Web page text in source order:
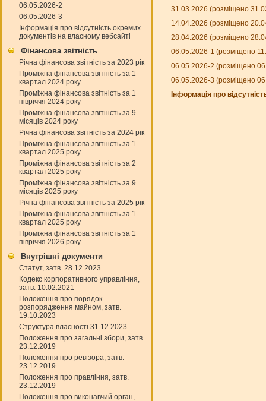
06.05.2026-2
06.05.2026-3
Інформація про відсутність окремих
документів на власному вебсайті
Фінансова звітність
Річна фінансова звітність за 2023 рік
Проміжна фінансова звітність за 1
квартал 2024 року
Проміжна фінансова звітність за 1
півріччя 2024 року
Проміжна фінансова звітність за 9
місяців 2024 року
Річна фінансова звітність за 2024 рік
Проміжна фінансова звітність за 1
квартал 2025 року
Проміжна фінансова звітність за 2
квартал 2025 року
Проміжна фінансова звітність за 9
місяців 2025 року
Річна фінансова звітність за 2025 рік
Проміжна фінансова звітність за 1
квартал 2025 року
Проміжна фінансова звітність за 1
півріччя 2026 року
Внутрішні документи
Статут, затв. 28.12.2023
Кодекс корпоративного управління,
затв. 10.02.2021
Положення про порядок
розпорядження майном, затв.
19.10.2023
Структура власності 31.12.2023
Положення про загальні збори, затв.
23.12.2019
Положення про ревізора, затв.
23.12.2019
Положення про правління, затв.
23.12.2019
Положення про виконавчий орган,
31.03.2026 (розміщено
14.04.2026 (розміщено
28.04.2026 (розміщено
06.05.2026-1 (розміщено
06.05.2026-2 (розміщено
06.05.2026-3 (розміщено
Інформація про